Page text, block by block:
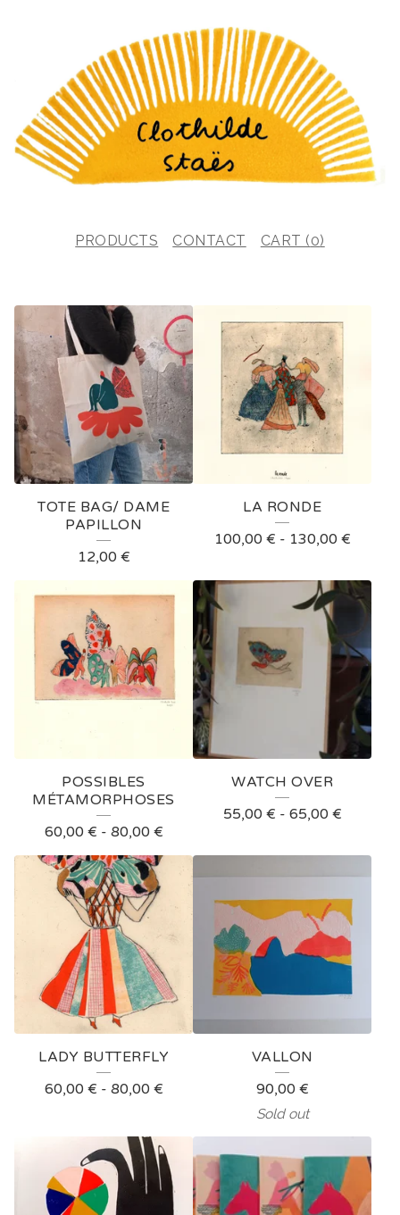
PRODUCTS CONTACT CART (0)
F
E
A
T
U
R
S
TOTE BAG/ DAME
PAPILLON
12,00 €
LA RONDE
100,00 € - 130,00 €
POSSIBLES
MÉTAMORPHOSES
60,00 € - 80,00 €
WATCH OVER
55,00 € - 65,00 €
LADY BUTTERFLY
60,00 € - 80,00 €
VALLON
90,00 €
Sold out